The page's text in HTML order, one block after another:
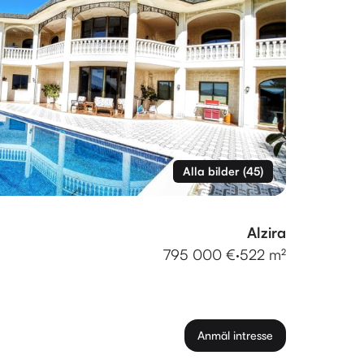
Alla bilder(45)
Alzira
795 000 €·522 m²
Anmäl intresse